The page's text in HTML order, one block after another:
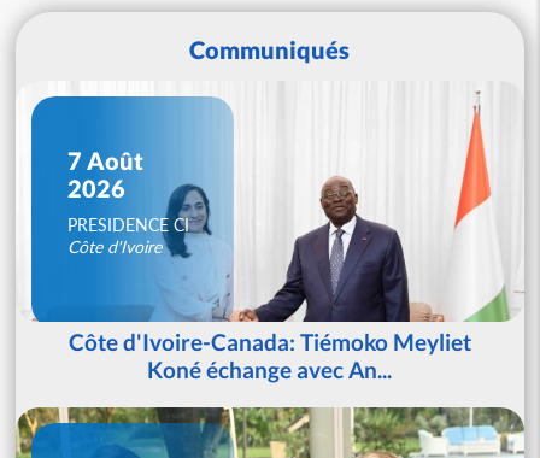
Communiqués
7 Août
2026
PRESIDENCE CI
Côte d'Ivoire
Côte d'Ivoire-Canada: Tiémoko Meyliet
Koné échange avec An...